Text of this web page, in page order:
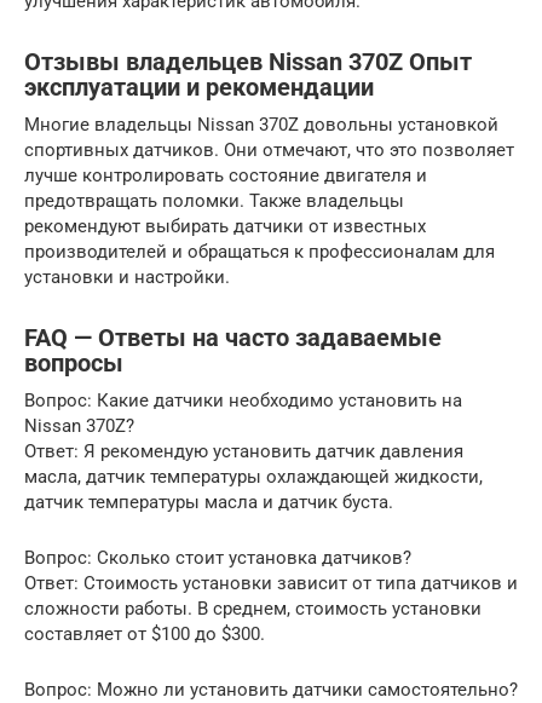
Отзывы владельцев Nissan 370Z Опыт
эксплуатации и рекомендации
Многие владельцы Nissan 370Z довольны установкой
спортивных датчиков. Они отмечают, что это позволяет
лучше контролировать состояние двигателя и
предотвращать поломки. Также владельцы
рекомендуют выбирать датчики от известных
производителей и обращаться к профессионалам для
установки и настройки.
FAQ — Ответы на часто задаваемые
вопросы
Вопрос: Какие датчики необходимо установить на
Nissan 370Z?
Ответ: Я рекомендую установить датчик давления
масла, датчик температуры охлаждающей жидкости,
датчик температуры масла и датчик буста.
Вопрос: Сколько стоит установка датчиков?
Ответ: Стоимость установки зависит от типа датчиков и
сложности работы. В среднем, стоимость установки
составляет от $100 до $300.
Вопрос: Можно ли установить датчики самостоятельно?